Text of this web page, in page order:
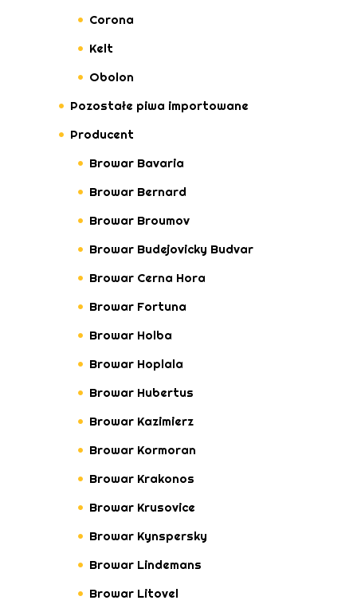
Corona
Kelt
Obolon
Pozostałe piwa importowane
Producent
Browar Bavaria
Browar Bernard
Browar Broumov
Browar Budejovicky Budvar
Browar Cerna Hora
Browar Fortuna
Browar Holba
Browar Hoplala
Browar Hubertus
Browar Kazimierz
Browar Kormoran
Browar Krakonos
Browar Krusovice
Browar Kynspersky
Browar Lindemans
Browar Litovel